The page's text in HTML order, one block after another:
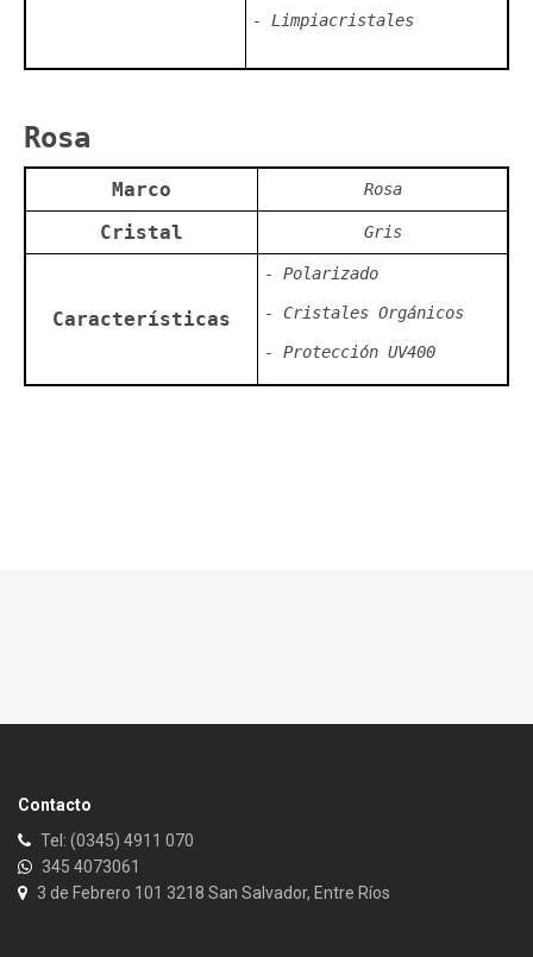
- Limpiacristales
Rosa
Marco Rosa
Cristal Gris
Características
- Polarizado
- Cristales Orgánicos
- Protección UV400
Contacto
Tel: (0345) 4911 070
345 4073061
3 de Febrero 101 3218 San Salvador, Entre Ríos